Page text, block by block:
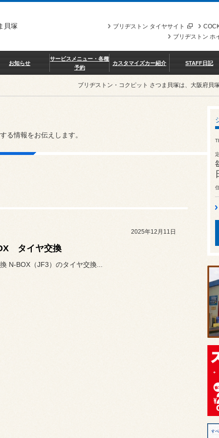
貝塚
ブリヂストン タイヤサイト
ブリヂストン ホ
お知らせ
サービスメニュー・各種
予約
カスタマイズカー紹介 STAFF日記
ブリヂストン・コクピット さつま貝塚は、大阪府貝
る情報をお伝えします。
2025年12月11日
タイヤ交換
N-BOX（JF3）のタイヤ交換...